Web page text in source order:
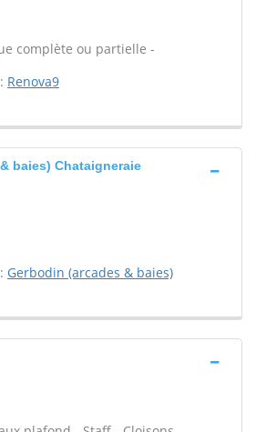
complète ou partielle -
Renova9
baies) Chataigneraie
Gerbodin (arcades & baies)